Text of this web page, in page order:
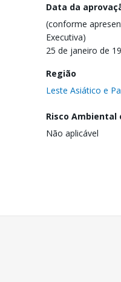
Data da
(conforme
Executiva)
25 de janeiro de
Região
Leste Asiático e
Risco Ambiental
Não aplicável